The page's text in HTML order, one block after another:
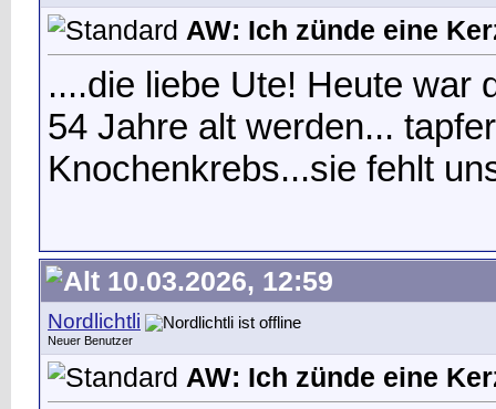
AW: Ich zünde eine
....die liebe Ute! Heute war
54 Jahre alt werden...
Knochenkrebs...sie fehlt
10.03.2026, 12:59
Nordlichtli
Neuer Benutzer
AW: Ich zünde eine